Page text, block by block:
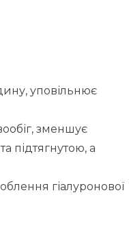
уповільнює
зменшує
підтягнутою, а
гіалуронової